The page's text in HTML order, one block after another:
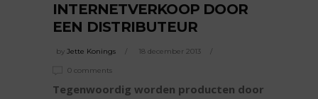
INTERNETVERKOOP DOOR
EEN DISTRIBUTEUR
by Jette Konings 18 december 2013
0 comments
Tegenwoordig worden producten door